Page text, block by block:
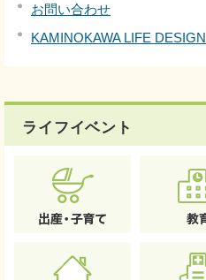
お問い合わせ
KAMINOKAWA LIFE DESIGN
ライフイベント